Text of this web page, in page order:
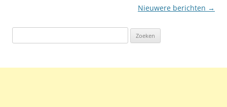
Nieuwere berichten →
naar: